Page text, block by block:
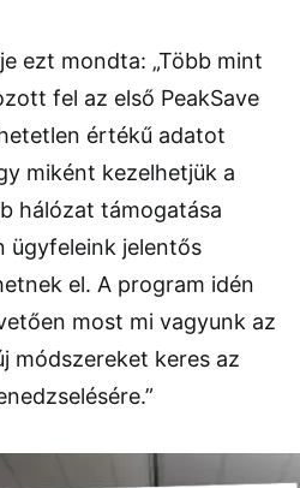
ezt mondta: „Több mint
fel az első PeakSave
értékű adatot
miként kezelhetjük a
hálózat támogatása
ügyfeleink jelentős
el. A program idén
most mi vagyunk az
módszereket keres az